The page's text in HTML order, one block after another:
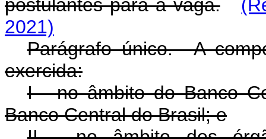
postulantes para a vaga.
2021)
Parágrafo único. A
exercida:
I - no âmbito do Banco
Banco Central do Brasil; e